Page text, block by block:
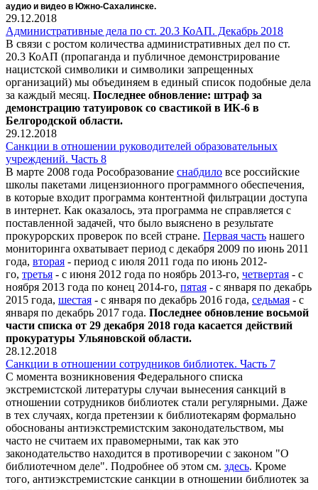
аудио и видео в Южно-Сахалинске.
29.12.2018
Административные дела по ст. 20.3 КоАП. Декабрь 2018
В связи с ростом количества административных дел по ст.
20.3 КоАП (пропаганда и публичное демонстрирование
нацистской символики и символики запрещенных
организаций) мы объединяем в единый список подобные дела
за каждый месяц. Последнее обновление: штраф за
демонстрацию татуировок со свастикой в ИК-6 в
Белгородской области.
29.12.2018
Санкции в отношении руководителей образовательных
учреждений. Часть 8
В марте 2008 года Рособразование снабдило все российские
школы пакетами лицензионного программного обеспечения,
в которые входит программа контентной фильтрации доступа
в интернет. Как оказалось, эта программа не справляется с
поставленной задачей, что было выяснено в результате
прокурорских проверок по всей стране. Первая часть нашего
мониторинга охватывает период с декабря 2009 по июнь 2011
года, вторая - период с июля 2011 года по июнь 2012-
го, третья - с июня 2012 года по ноябрь 2013-го, четвертая - с
ноября 2013 года по конец 2014-го, пятая - с января по декабрь
2015 года, шестая - с января по декабрь 2016 года, седьмая - с
января по декабрь 2017 года. Последнее обновление восьмой
части списка от 29 декабря 2018 года касается действий
прокуратуры Ульяновской области.
28.12.2018
Санкции в отношении сотрудников библиотек. Часть 7
С момента возникновения Федерального списка
экстремистской литературы случаи вынесения санкций в
отношении сотрудников библиотек стали регулярными. Даже
в тех случаях, когда претензии к библиотекарям формально
обоснованы антиэкстремистским законодательством, мы
часто не считаем их правомерными, так как это
законодательство находится в противоречии с законом "О
библиотечном деле". Подробнее об этом см. здесь. Кроме
того, антиэкстремистские санкции в отношении библиотек за